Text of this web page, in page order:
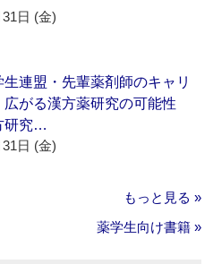
日 (金)
生連盟・先輩薬剤師のキャリ
広がる漢方薬研究の可能性
研究…
日 (金)
もっと見る »
薬学生向け書籍 »